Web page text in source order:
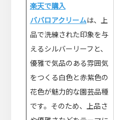
楽天で購入
ババロアクリームは、上
品で洗練された印象を与
えるシルバーリーフと、
優雅で気品のある雰囲気
をつくる白色と赤紫色の
花色が魅力的な園芸品種
です。そのため、上品さ